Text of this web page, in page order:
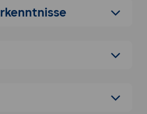
anderen Standards:
ISO 27701 (Privacy), ISO
Terminology), ISO 25059
Hilfe für regulatorische